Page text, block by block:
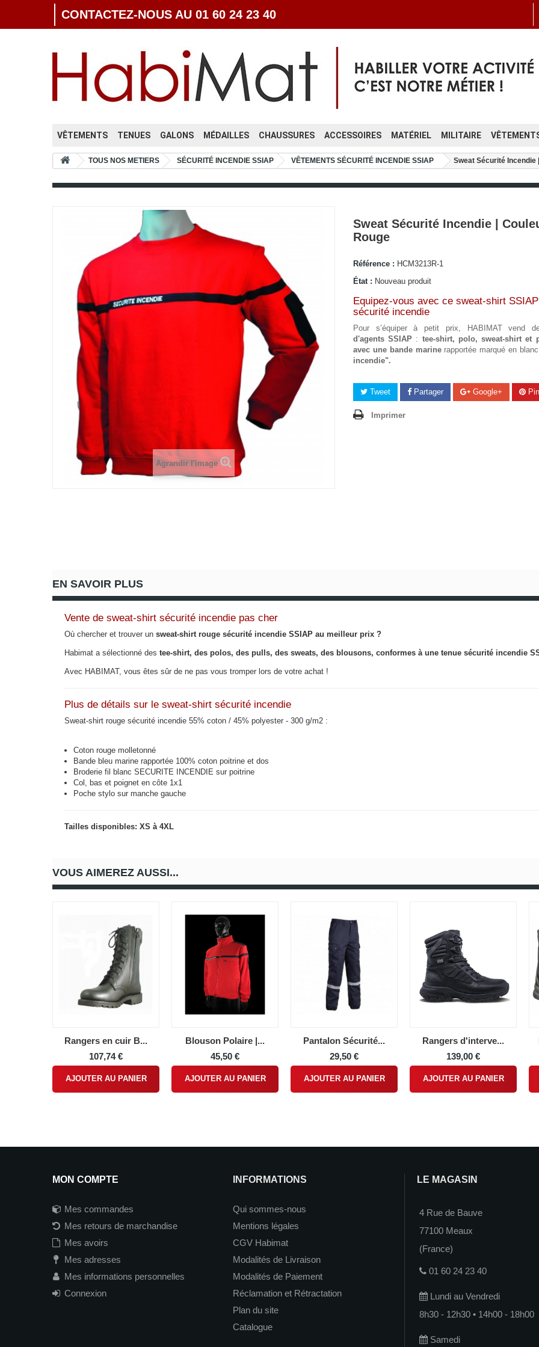
CONTACTEZ-NOUS AU 01 60 24 23 40
VÊTEMENTS TENUES GALONS MÉDAILLES CHAUSSURES ACCESSOIRES MATÉRIEL MILITAIRE
TOUS NOS METIERS SÉCURITÉ INCENDIE SSIAP VÊTEMENTS SÉCURITÉ INCENDIE SSIAP Sweat Sécurité Incendie
Agrandir l'image
Sweat Sécurité Incendie |
Rouge
Référence : HCM3213R-1
État : Nouveau produit
Equipez-vous avec ce sweat-shirt SSIAP
sécurité incendie
Pour s’équiper à petit prix, HABIMAT vend
d'agents SSIAP : tee-shirt, polo, sweat-shirt et
avec une bande marinerapportée marqué en blanc
incendie".
Tweet Partager Google+
Imprimer
EN SAVOIR PLUS
Vente de sweat-shirt sécurité incendie pas cher
Où chercher et trouver un sweat-shirt rouge sécurité incendie SSIAP au meilleur prix ?
Habimat a sélectionné des tee-shirt, des polos, des pulls, des sweats, des blousons, conformes à une tenue sécurité incendie
Avec HABIMAT, vous êtes sûr de ne pas vous tromper lors de votre achat !
Plus de détails sur le sweat-shirt sécurité incendie
Sweat-shirt rouge sécurité incendie 55% coton / 45% polyester - 300 g/m2 :
Coton rouge molletonné
Bande bleu marine rapportée 100% coton poitrine et dos
Broderie fil blanc SECURITE INCENDIE sur poitrine
Col, bas et poignet en côte 1x1
Poche stylo sur manche gauche
Tailles disponibles: XS à 4XL
VOUS AIMEREZ AUSSI...
Rangers en cuir B...
107,74 €
AJOUTER AU PANIER
Blouson Polaire |...
45,50 €
AJOUTER AU PANIER
Pantalon Sécurité...
29,50 €
AJOUTER AU PANIER
Rangers d'interve...
139,00 €
AJOUTER AU PANIER
MON COMPTE
Mes commandes
Mes retours de marchandise
Mes avoirs
Mes adresses
Mes informations personnelles
Connexion
INFORMATIONS
Qui sommes-nous
Mentions légales
CGV Habimat
Modalités de Livraison
Modalités de Paiement
Réclamation et Rétractation
Plan du site
Catalogue
LE MAGASIN
4 Rue de Bauve
77100 Meaux
(France)
01 60 24 23 40
Lundi au Vendredi
8h30 - 12h30 • 14h00 - 18h00
Samedi